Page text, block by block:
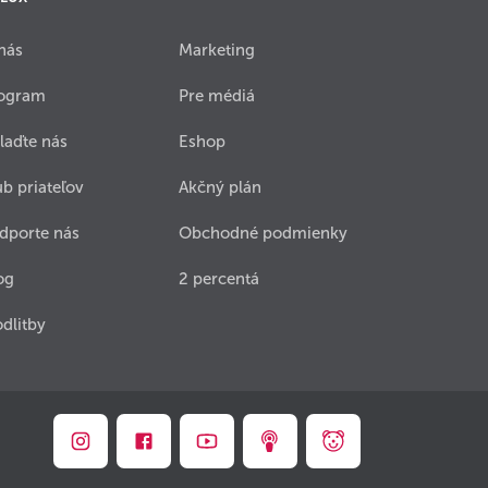
nás
priateľov
nás
Marketing
Pre médiá
Eshop
Akčný plán
Obchodné podmienky
2 percentá